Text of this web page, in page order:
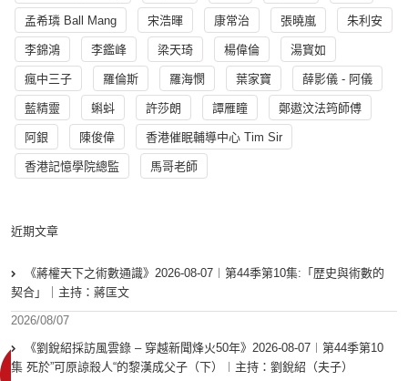
孟希璘 Ball Mang 宋浩暉 康常治 張曉嵐 朱利安
李錦鴻 李鑑峰 梁天琦 楊偉倫 湯寳如
瘋中三子 羅倫斯 羅海憫 葉家寶 薛影儀 - 阿儀
藍精靈 蝌蚪 許莎朗 譚雁瞳 鄭遨汶法筠師傅
阿銀 陳俊偉 香港催眠輔導中心 Tim Sir
香港記憶學院總監 馬哥老師
近期文章
《蔣權天下之術數通識》2026-08-07︱第44季第10集:「歴史與術數的
契合」｜主持：蔣匡文
2026/08/07
《劉銳紹採訪風雲錄 – 穿越新聞烽火50年》2026-08-07︱第44季第10
集 死於”可原諒殺人“的黎漢成父子（下）︱主持：劉銳紹（夫子）